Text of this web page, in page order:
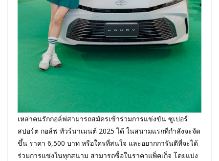
เหล่าคนรักกอล์ฟสามารถสมัครเข้าร่วมการแข่งขัน ซูเปอร์
สปอร์ต กอล์ฟ ทัวร์นาเมนต์ 2025 ได้ ในสนามแรกที่กำลังจะจัด
ขึ้น ราคา 6,500 บาท หรือใครที่สนใจ และอยากการันตีที่จะได้
ร่วมการแข่งในทุกสนาม สามารถซื้อในราคาแพ็คเก็จ โดยแบ่ง